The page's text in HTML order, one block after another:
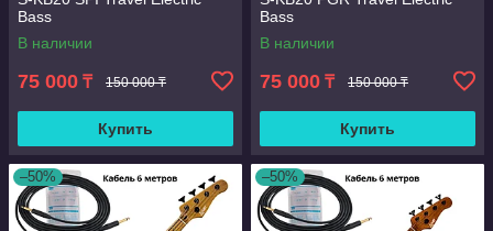
Bass
В наличии
75 000 ₸ 150 000 ₸
Купить
Bass
В наличии
75 000 ₸ 150 000 ₸
Купить
–50% –50%